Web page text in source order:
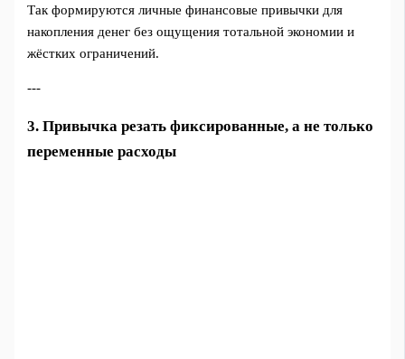
Так формируются личные финансовые привычки для
накопления денег без ощущения тотальной экономии и
жёстких ограничений.
---
3. Привычка резать фиксированные, а не только
переменные расходы